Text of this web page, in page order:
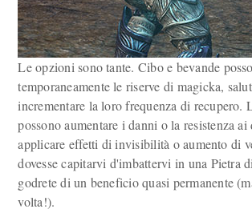
Le opzioni sono tante. Cibo e bevande
temporaneamente le riserve di magicka,
incrementare la loro frequenza di recupero.
possono aumentare i danni o la resistenza
applicare effetti di invisibilità o aumento di
dovesse capitarvi d'imbattervi in una Pietra
godrete di un beneficio quasi permanente
volta!).